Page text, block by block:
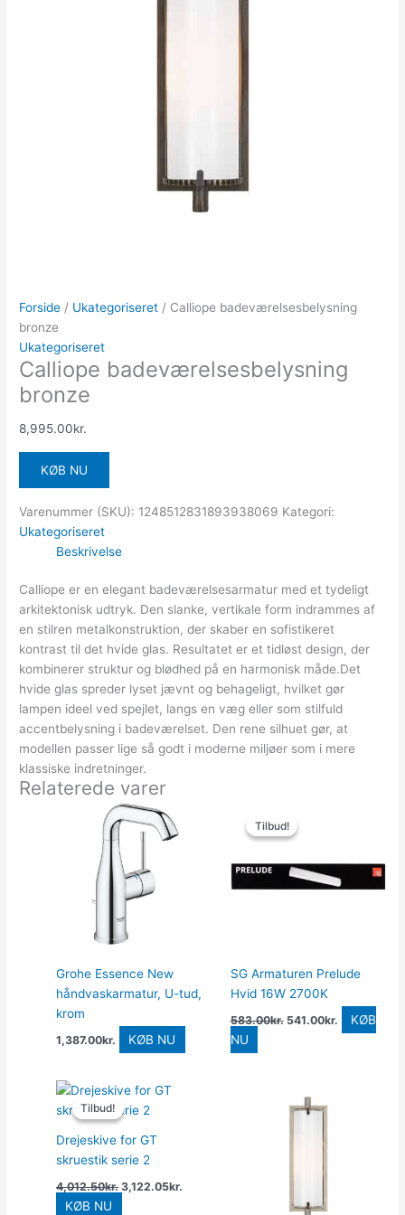
Forside / Ukategoriseret / Calliope badeværelsesbelysning
bronze
Ukategoriseret
Calliope badeværelsesbelysning
bronze
8,995.00kr.
KØB NU
Varenummer (SKU): 1248512831893938069 Kategori:
Ukategoriseret
Beskrivelse
Calliope er en elegant badeværelsesarmatur med et tydeligt
arkitektonisk udtryk. Den slanke, vertikale form indrammes af
en stilren metalkonstruktion, der skaber en sofistikeret
kontrast til det hvide glas. Resultatet er et tidløst design, der
kombinerer struktur og blødhed på en harmonisk måde.Det
hvide glas spreder lyset jævnt og behageligt, hvilket gør
lampen ideel ved spejlet, langs en væg eller som stilfuld
accentbelysning i badeværelset. Den rene silhuet gør, at
modellen passer lige så godt i moderne miljøer som i mere
klassiske indretninger.
Relaterede varer
Grohe Essence New
håndvaskarmatur, U-tud,
krom
1,387.00kr. KØB NU
Tilbud!
Tilbud!
SG Armaturen Prelude
Hvid 16W 2700K
583.00kr.
oprindelige
pris
583.00kr..
541.00kr.
541.00kr..
KØB
NU
Tilbud!
Tilbud!
Drejeskive for GT
skruestik serie 2
4,012.50kr.
Den
pris
4,012.50kr..
3,122.05kr.
KØB NU